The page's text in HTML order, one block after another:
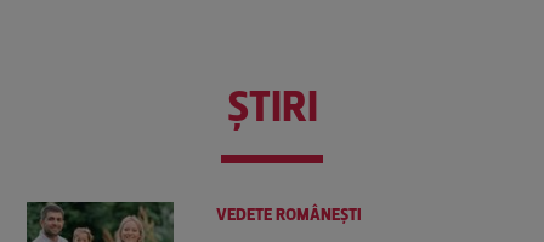
ŞTIRI
VEDETE ROMÂNEŞTI